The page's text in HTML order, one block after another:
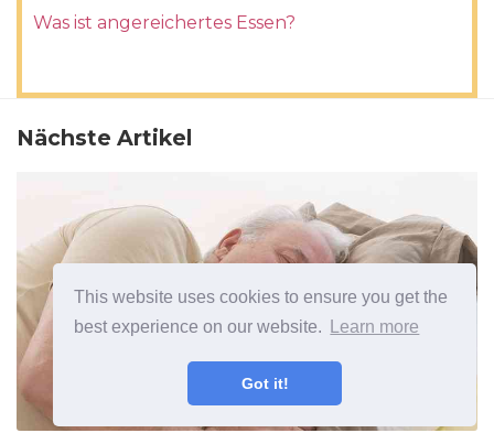
This website uses cookies to ensure you get the
best experience on our website.
Learn more
Got it!
Was ist angereichertes Essen?
Nächste Artikel